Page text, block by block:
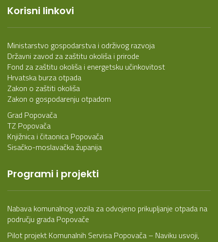
Korisni linkovi
Ministarstvo gospodarstva i održivog razvoja
Državni zavod za zaštitu okoliša i prirode
Fond za zaštitu okoliša i energetsku učinkovitost
Hrvatska burza otpada
Zakon o zaštiti okoliša
Zakon o gospodarenju otpadom
Grad Popovača
TZ Popovača
Knjižnica i čitaonica Popovača
Sisačko-moslavačka županija
Programi i projekti
Nabava komunalnog vozila za odvojeno prikupljanje otpada na
području grada Popovače
Pilot projekt Komunalnih Servisa Popovača – Naviku usvoji,